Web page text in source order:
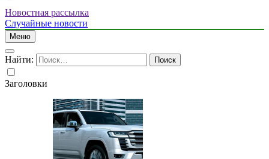
Новостная рассылка
Случайные новости
Меню
Найти:
Заголовки